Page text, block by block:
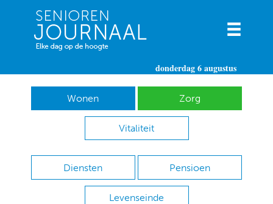
donderdag 6 augustus
Wonen Zorg
Vitaliteit
Diensten Pensioen
Levenseinde